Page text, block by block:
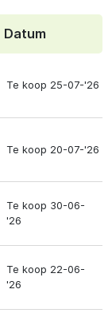
Datum
Te koop 25-07-'26
Te koop 20-07-'26
Te koop 30-06-
'26
Te koop 22-06-
'26